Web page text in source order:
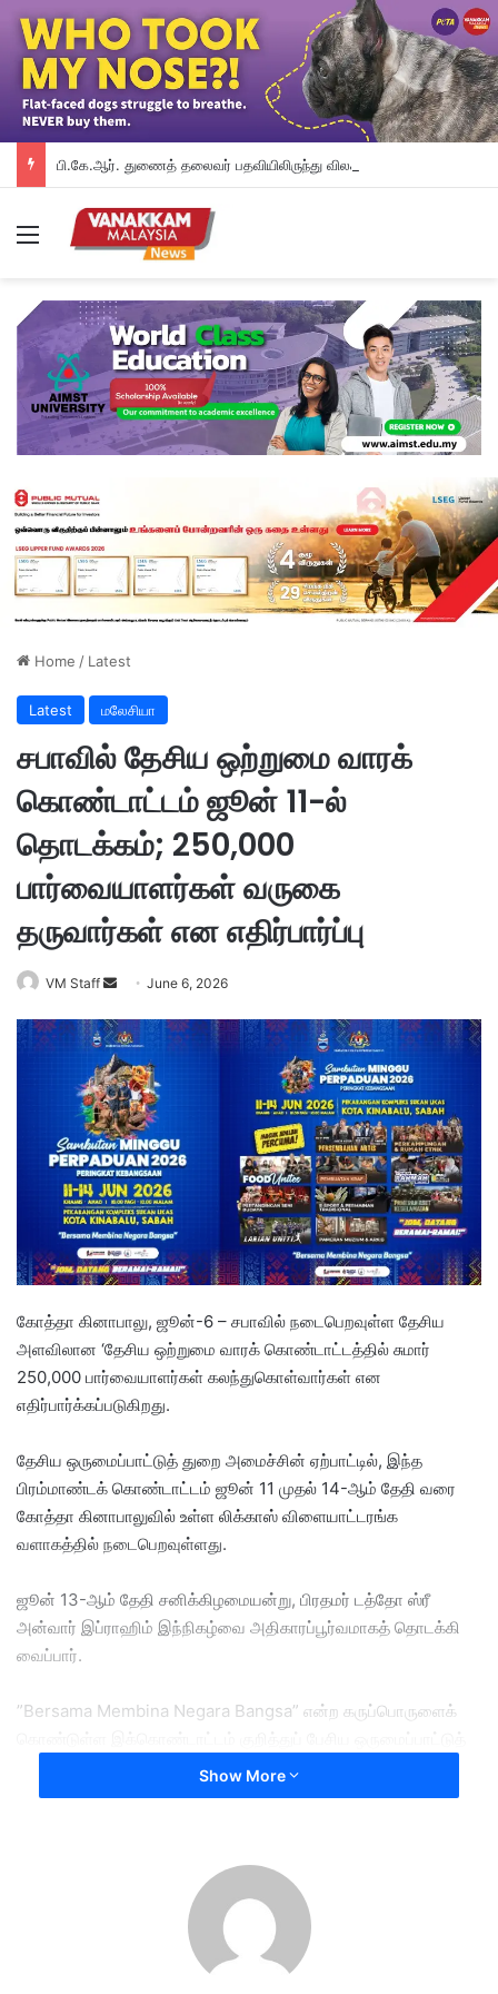
Menu
Home / Latest
Latest மலேசியா
சபாவில் தேசிய ஒற்றுமை வாரக்
கொண்டாட்டம் ஜூன் 11-ல்
தொடக்கம்; 250,000
பார்வையாளர்கள் வருகை
தருவார்கள் என எதிர்பார்ப்பு
VM Staff
n
d
a
n
e
m
a
i
l
June 6, 2026
கோத்தா கினாபாலு, ஜூன்-6 – சபாவில் நடைபெறவுள்ள தேசிய
அளவிலான ‘தேசிய ஒற்றுமை வாரக் கொண்டாட்டத்தில் சுமார்
250,000 பார்வையாளர்கள் கலந்துகொள்வார்கள் என
எதிர்பார்க்கப்படுகிறது.
​தேசிய ஒருமைப்பாட்டுத் துறை அமைச்சின் ஏற்பாட்டில், இந்த
பிரம்மாண்டக் கொண்டாட்டம் ஜூன் 11 முதல் 14-ஆம் தேதி வரை
கோத்தா கினாபாலுவில் உள்ள லிக்காஸ் விளையாட்டரங்க
வளாகத்தில் நடைபெறவுள்ளது.
ஜூன் 13-ஆம் தேதி சனிக்கிழமையன்று, பிரதமர் டத்தோ ஸ்ரீ
அன்வார் இப்ராஹிம் இந்நிகழ்வை அதிகாரப்பூர்வமாகத் தொடக்கி
வைப்பார்.
​”Bersama Membina Negara Bangsa” என்ற கருப்பொருளைக்
துறை அமைச்சர் டத்தோ ஏரன் அகோ டகாங், நாட்டின்
பன்முகத்தன்மை மற்றும் ஒற்றுமையை அடிமட்ட நிலையிலிருந்து
​4 நாட்கள் நடைபெறும் இவ்விழாவில் 50-க்கும் மேற்பட்ட
சுவாரசியமான நடவடிக்கைகள் ஏற்பாடு செய்யப்பட்டுள்ளன.
Show More